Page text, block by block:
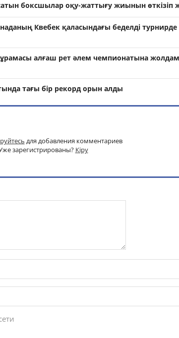
боксшылар оқу-жаттығу жиынын өткізіп
Квебек қаласындағы беделді турнирде
алғаш рет әлем чемпионатына
тағы бір рекорд орын алды
для добавления комментариев
зарегистрированы? Кіру